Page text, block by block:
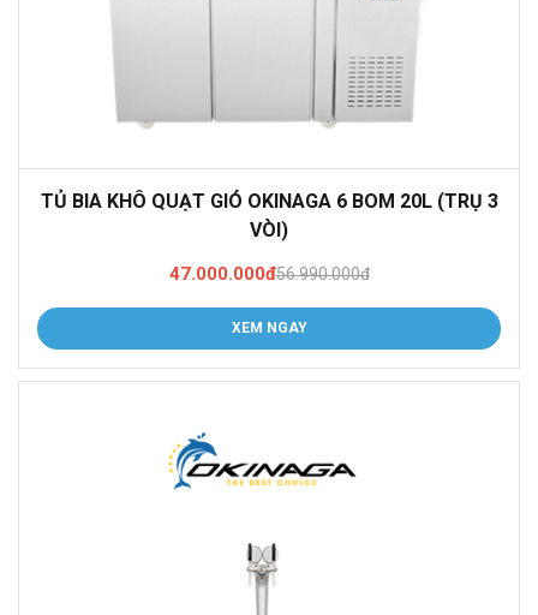
TỦ BIA KHÔ QUẠT GIÓ OKINAGA 6 BOM 20L (TRỤ 3
VÒI)
47.000.000đ56.990.000đ
XEM NGAY